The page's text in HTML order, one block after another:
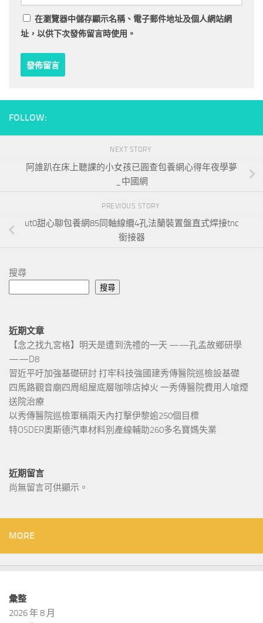
在瀏覽器中儲存顯示名稱、電子郵件地址及個人網站網
址，以供下次發佈留言時使用。
FOLLOW:
NEXT STORY
阿誰趴在床上聽課的小女孩已圓查包養網心得年夜學夢
_中國網
PREVIOUS STORY
ut0甜心聊包養網85同軸線纜4孔法蘭裝置盤直式焊接tnc
銜接器
搜尋
搜尋
近期文章
【念之找九宮格】明天是遭到洗禮的一天 ——孔孟故鄉研學
——D8
習近平吁加強基礎研討 打牢科技強國建秀傳醫院巡檢設基礎
四馬路觀音廟四周組屋底層咖啡店掉火 一秀傳醫院費用人嗆煙
送院治療
以秀傳醫院巡檢軍稱兩天內打擊伊黎逾250個目標
特OSDER奧斯德汽車材料別產線輔助260多名寶媽失業
近期留言
尚無留言可供顯示。
MORE
彙整
2026 年 8 月